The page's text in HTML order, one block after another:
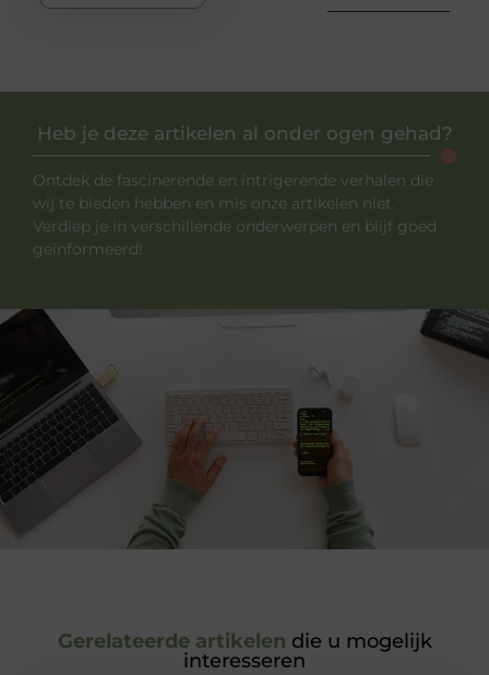
Heb je deze artikelen al onder ogen gehad?
Ontdek de fascinerende en intrigerende verhalen die
wij te bieden hebben en mis onze artikelen niet.
Verdiep je in verschillende onderwerpen en blijf goed
geïnformeerd!
Gerelateerde artikelen die u mogelijk
interesseren